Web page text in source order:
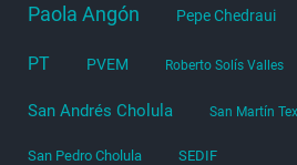
Paola Angón Pepe Chedraui
PT PVEM Roberto Solís Valles
San Andrés Cholula San Martín
San Pedro Cholula SEDIF